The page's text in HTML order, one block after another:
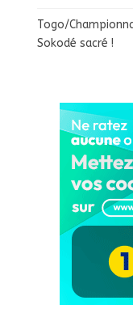
Togo/
Sokodé sacré !